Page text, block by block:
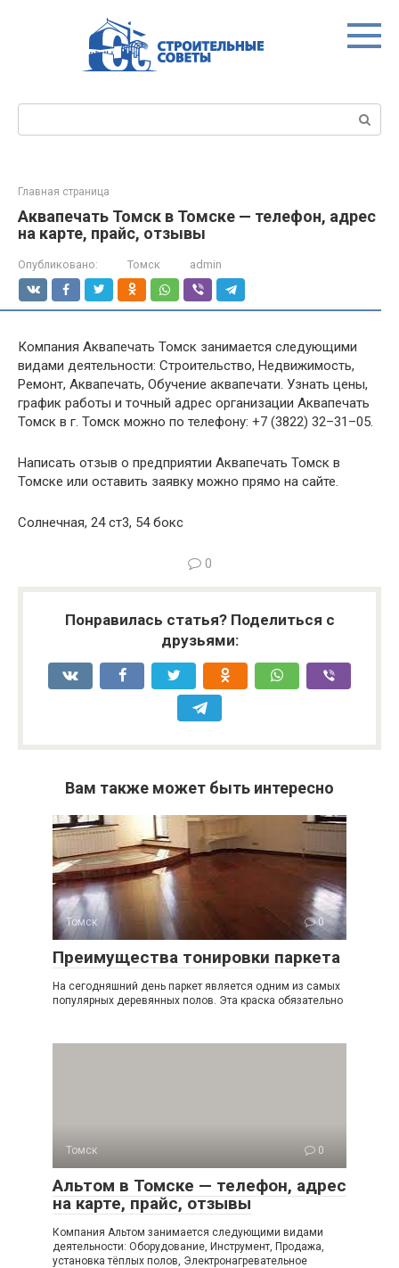
Главная страница
Аквапечать Томск в Томске — телефон, адрес
на карте, прайс, отзывы
Опубликовано: Томск admin
Компания Аквапечать Томск занимается следующими
видами деятельности: Строительство, Недвижимость,
Ремонт, Аквапечать, Обучение аквапечати. Узнать цены,
график работы и точный адрес организации Аквапечать
Томск в г. Томск можно по телефону: +7 (3822) 32–31–05.
Написать отзыв о предприятии Аквапечать Томск в
Томске или оставить заявку можно прямо на сайте.
Солнечная, 24 ст3, 54 бокс
0
Понравилась статья? Поделиться с
друзьями:
Вам также может быть интересно
Томск 0
Преимущества тонировки паркета
На сегодняшний день паркет является одним из самых
популярных деревянных полов. Эта краска обязательно
Томск 0
Альтом в Томске — телефон, адрес
на карте, прайс, отзывы
Компания Альтом занимается следующими видами
деятельности: Оборудование, Инструмент, Продажа,
установка тёплых полов, Электронагревательное